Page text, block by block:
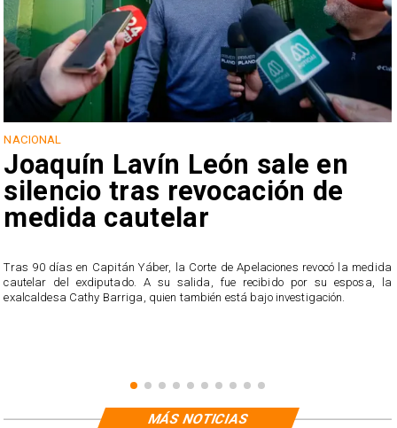
NACIONAL
Joaquín Lavín León sale en
silencio tras revocación de
medida cautelar
Tras 90 días en Capitán Yáber, la Corte de Apelaciones revocó la medida
cautelar del exdiputado. A su salida, fue recibido por su esposa, la
exalcaldesa Cathy Barriga, quien también está bajo investigación.
MÁS NOTICIAS